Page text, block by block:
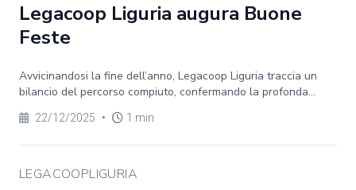
Legacoop Liguria augura Buone
Feste
Avvicinandosi la fine dell’anno, Legacoop Liguria traccia un
bilancio del percorso compiuto, confermando la profonda...
22/12/2025 • 1 min
LEGACOOPLIGURIA